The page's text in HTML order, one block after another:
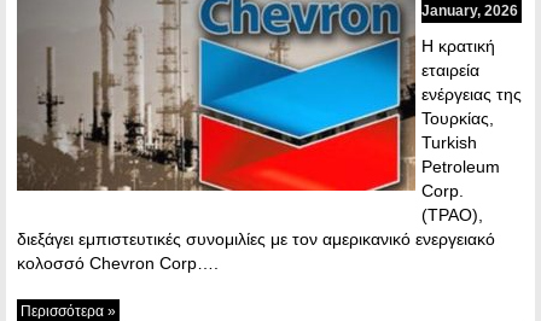
January, 2026
Η κρατική
εταιρεία
ενέργειας της
Τουρκίας,
Turkish
Petroleum
Corp.
(TPAO),
διεξάγει εμπιστευτικές συνομιλίες με τον αμερικανικό ενεργειακό
κολοσσό Chevron Corp….
Περισσότερα »